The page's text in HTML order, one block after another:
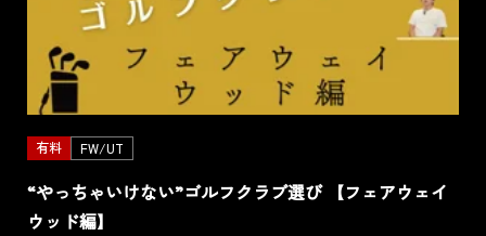
有料 FW/UT
“やっちゃいけない”ゴルフクラブ選び 【フェアウェイ
ウッド編】